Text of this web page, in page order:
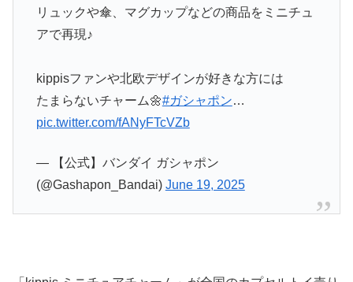
リュックや傘、マグカップなどの商品をミニチュ
アで再現♪
kippisファンや北欧デザインが好きな方には
たまらないチャーム🌼#ガシャポン…
pic.twitter.com/fANyFTcVZb
— 【公式】バンダイ ガシャポン
(@Gashapon_Bandai) June 19, 2025